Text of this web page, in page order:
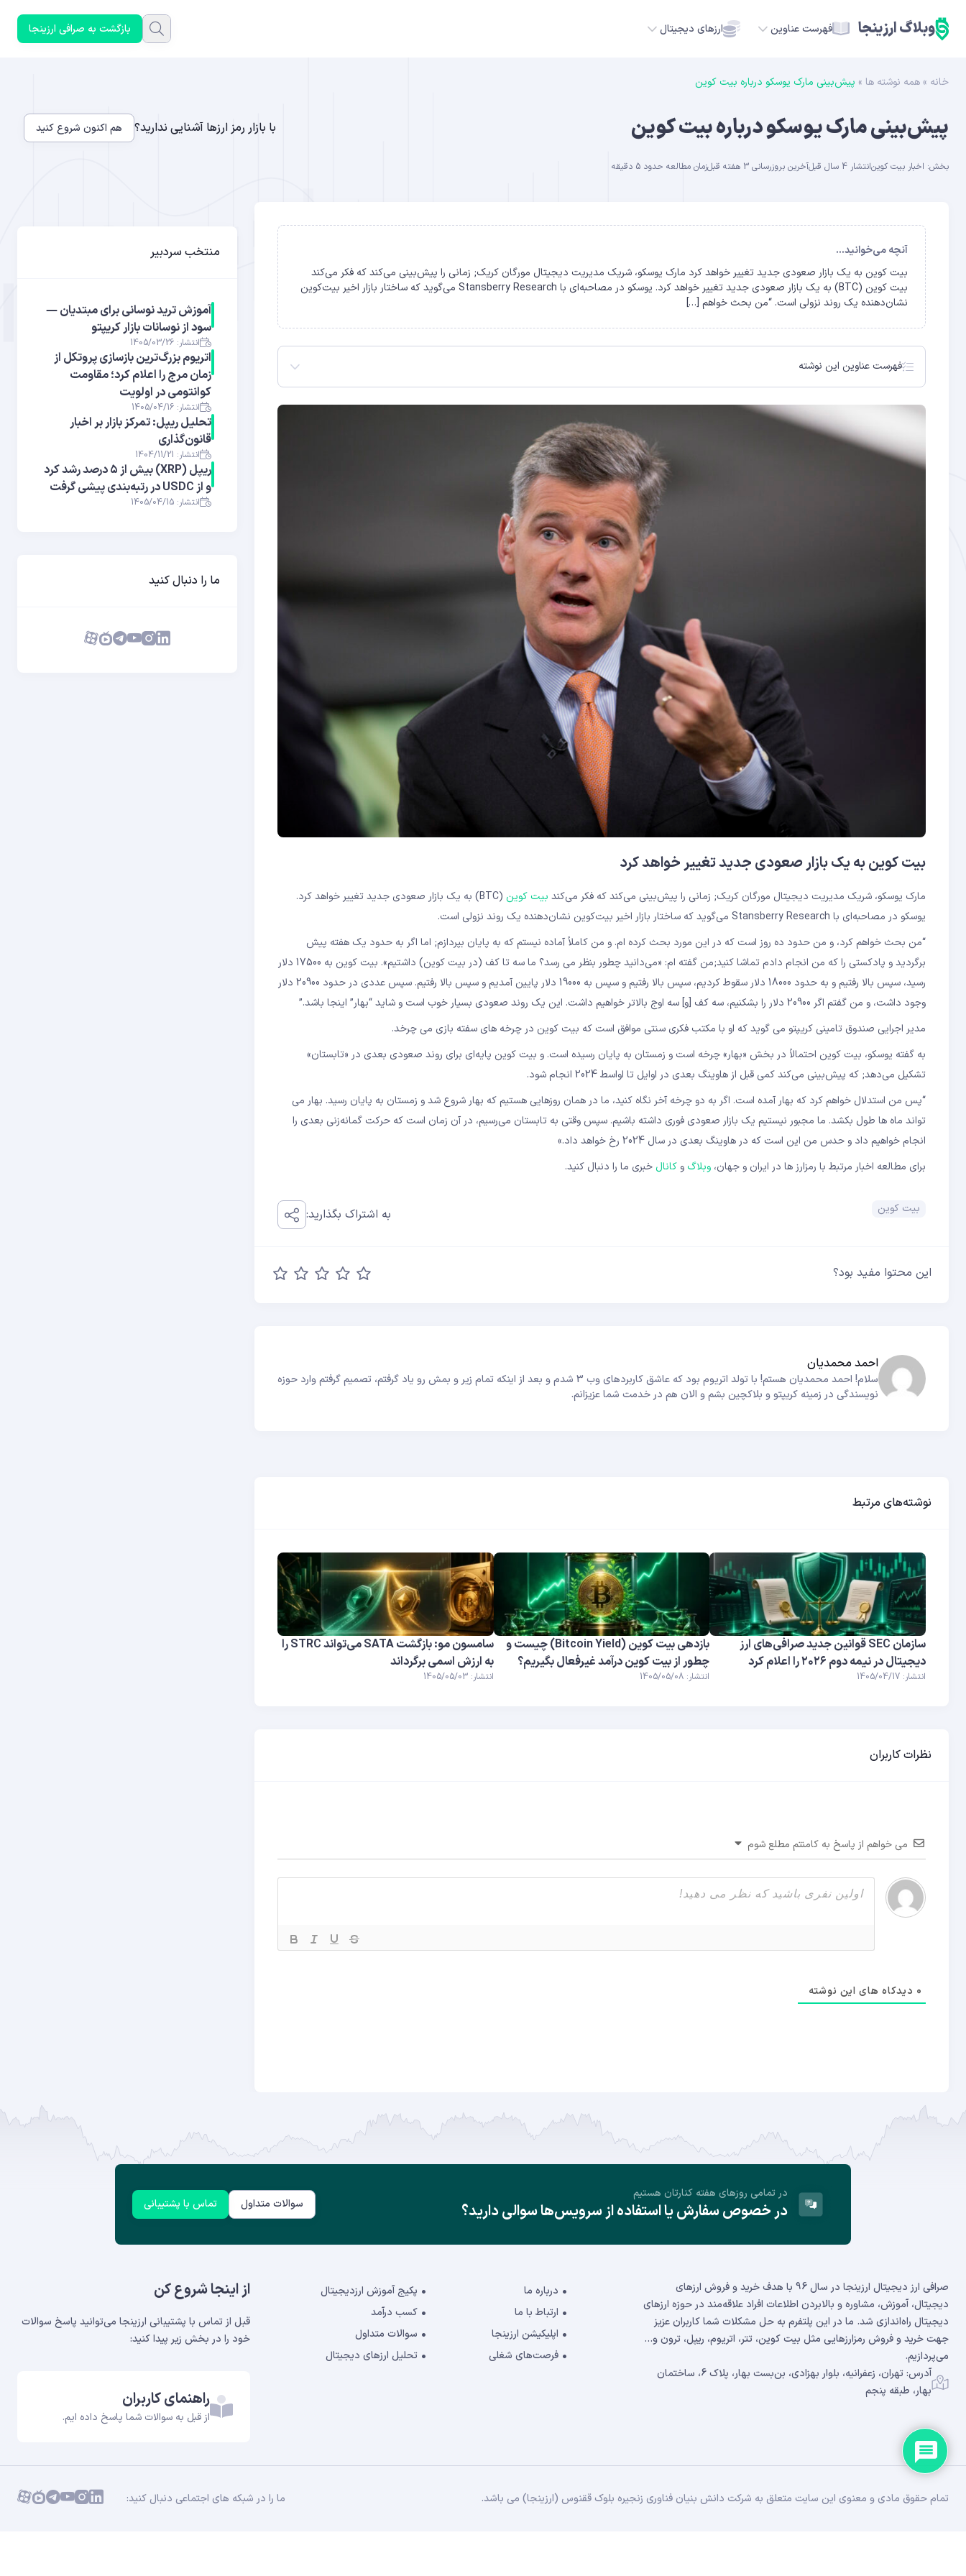
وبلاگ ارزینجا فهرست عناوین ارزهای دیجیتال
ADA
بازگشت به صرافی ارزینجا
خانه » همه نوشته ها » پیش‌بینی مارک یوسکو درباره بیت کوین
پیش‌بینی مارک یوسکو درباره بیت کوین با بازار رمز ارزها آشنایی ندارید؟ هم اکنون شروع کنید
بخش: اخبار بیت کوینانتشار 4 سال قبل آخرین بروزرسانی 3 هفته قبل زمان مطالعه حدود 5 دقیقه
آنچه می‌خوانید...
بیت کوین به یک بازار صعودی جدید تغییر خواهد کرد مارک یوسکو، شریک مدیریت دیجیتال مورگان کریک; زمانی را پیش‌بینی می‌کند که فکر می‌کند
بیت کوین (BTC) به یک بازار صعودی جدید تغییر خواهد کرد. یوسکو در مصاحبه‌ای با Stansberry Research می‌گوید که ساختار بازار اخیر بیت‌کوین
نشان‌دهنده یک روند نزولی است. “من بحث خواهم […]
فهرست عناوین این نوشته
بیت کوین به یک بازار صعودی جدید تغییر خواهد کرد
مارک یوسکو، شریک مدیریت دیجیتال مورگان کریک; زمانی را پیش‌بینی می‌کند که فکر می‌کند بیت کوین
(BTC) به یک بازار صعودی جدید تغییر خواهد کرد.
یوسکو در مصاحبه‌ای با Stansberry Research می‌گوید که ساختار بازار اخیر بیت‌کوین نشان‌دهنده یک روند نزولی است.
“من بحث خواهم کرد، و من حدود ده روز است که در این مورد بحث کرده ام. و من کاملاً آماده نیستم که به پایان بپردازم; اما اگر به حدود یک هفته پیش
برگردید و پادکستی را که من انجام دادم تماشا کنید;من گفته ام: «می‌دانید چطور بنظر می رسد؟ ما سه تا کف (در بیت کوین) داشتیم». بیت کوین به 17500 دلار
رسید، سپس بالا رفتیم و به حدود 18000 دلار سقوط کردیم، سپس بالا رفتیم و سپس به 19000 دلار پایین آمدیم و سپس بالا رفتیم. سپس عددی در حدود 20900 دلار
وجود داشت، و من گفتم اگر 20900 دلار را بشکنیم، سه کف [و] سه اوج بالاتر خواهیم داشت. این یک روند صعودی بسیار خوب است و شاید “بهار” اینجا باشد.”
مدیر اجرایی صندوق تامینی کریپتو می گوید که او با مکتب فکری سنتی موافق است که بیت کوین در چرخه های سفته بازی می چرخد.
به گفته یوسکو، بیت کوین احتمالاً در بخش «بهار» چرخه است و زمستان به پایان رسیده است. و بیت کوین پایه‌ای برای روند صعودی بعدی در «تابستان»
تشکیل می‌دهد; که پیش‌بینی می‌کند کمی قبل از هاوینگ بعدی در اوایل تا اواسط 2024 انجام شود.
“پس من استدلال خواهم کرد که بهار آمده است. اگر به دو چرخه آخر نگاه کنید، ما در همان روزهایی هستیم که بهار شروع شد و زمستان به پایان رسید. بهار می
تواند ماه ها طول بکشد. ما مجبور نیستیم یک بازار صعودی فوری داشته باشیم. سپس وقتی به تابستان می‌رسیم، در آن زمان است که حرکت گمانه‌زنی بعدی را
انجام خواهیم داد و حدس من این است که در هاوینگ بعدی در سال 2024 رخ خواهد داد.»
برای مطالعه اخبار مرتبط با رمزارز ها در ایران و جهان، وبلاگ و کانال خبری ما را دنبال کنید.
بیت کوین به اشتراک بگذارید:
این محتوا مفید بود؟
احمد محمدیان
سلام! احمد محمدیان هستم! با تولد اتریوم بود که عاشق کاربردهای وب 3 شدم و بعد از اینکه تمام زیر و بمش رو یاد گرفتم، تصمیم گرفتم وارد حوزه
نویسندگی در زمینه کریپتو و بلاکچین بشم و الان هم در خدمت شما عزیزانم.
نوشته‌های مرتبط
سازمان SEC قوانین جدید صرافی‌های ارز
دیجیتال در نیمه دوم ۲۰۲۶ را اعلام کرد
انتشار: 1405/04/17
بازدهی بیت کوین (Bitcoin Yield) چیست و
چطور از بیت کوین درآمد غیرفعال بگیریم؟
انتشار: 1405/05/08
سامسون مو: بازگشت SATA می‌تواند STRC را
به ارزش اسمی برگرداند
انتشار: 1405/05/03
نظرات کاربران
می خواهم از پاسخ به کامنتم مطلع شوم
0 دیدکاه های این نوشته
منتخب سردبیر
آموزش ترید نوسانی برای مبتدیان —
سود از نوسانات بازار کریپتو
انتشار: 1405/03/26
اتریوم بزرگ‌ترین بازسازی پروتکل از
زمان مرج را اعلام کرد؛ مقاومت
کوانتومی در اولویت
انتشار: 1405/04/16
تحلیل ریپل: تمرکز بازار بر اخبار
قانون‌گذاری
انتشار: 1404/11/21
ریپل (XRP) بیش از ۵ درصد رشد کرد
و از USDC در رتبه‌بندی پیشی گرفت
انتشار: 1405/04/15
ما را دنبال کنید
در تمامی روز‌های هفته کنارتان هستیم
در خصوص سفارش یا استفاده از سرویس‌ها سوالی دارید؟ سوالات متداول تماس با پشتیبانی
صرافی ارز دیجیتال ارزینجا در سال 96 با هدف خرید و فروش ارزهای
دیجیتال، آموزش، مشاوره و بالابردن اطلاعات افراد علاقه‌مند در حوزه ارزهای
دیجیتال راه‌اندازی شد. ما در این پلتفرم به حل مشکلات شما کاربران عزیز
جهت خرید و فروش رمزارزهایی مثل بیت کوین، تتر، اتریوم، ریپل، ترون و...
می‌پردازیم.
آدرس: تهران، زعفرانیه، بلوار بهزادی، بن‌بست بهار، پلاک 6، ساختمان
بهار، طبقه پنجم
درباره ما
ارتباط با ما
اپلیکیشن ارزینجا
فرصت‌های شغلی
پکیج آموزش ارزدیجیتال
کسب درآمد
سوالات متداول
تحلیل ارزهای دیجیتال
از اینجا شروع کن
قبل از تماس با پشتیبانی ارزینجا می‌توانید پاسخ سوالات
خود را در بخش‌ زیر پیدا کنید:
راهنمای کاربران
از قبل به سوالات شما پاسخ داده ایم.
ما را در شبکه های اجتماعی دنبال کنید: تمام حقوق مادی و معنوی این سایت متعلق به شرکت دانش بنیان فناوری زنجیره بلوک ققنوس (ارزینجا) می باشد.